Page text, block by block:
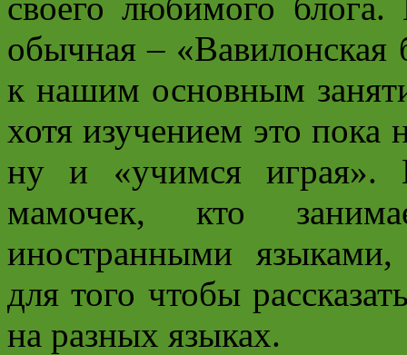
обычная –
к нашим основным
хотя изучением это
ну и «учимся играя».
мамочек, кто
иностранными
для того чтобы
на разных языках.